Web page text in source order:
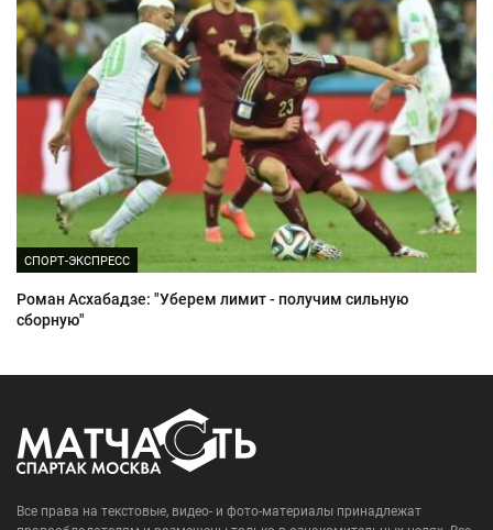
СПОРТ-ЭКСПРЕСС
Роман Асхабадзе: "Уберем лимит - получим сильную
сборную"
Все права на текстовые, видео- и фото-материалы принадлежат